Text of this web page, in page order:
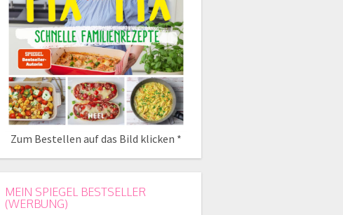
Zum Bestellen auf das Bild klicken *
MEIN SPIEGEL BESTSELLER
(WERBUNG)